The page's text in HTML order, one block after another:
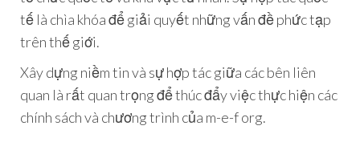
tế là chìa khóa để giải quyết những vấn đề phức tạp
trên thế giới.
Xây dựng niềm tin và sự hợp tác giữa các bên liên
quan là rất quan trọng để thúc đẩy việc thực hiện các
chính sách và chương trình của m-e-f org.